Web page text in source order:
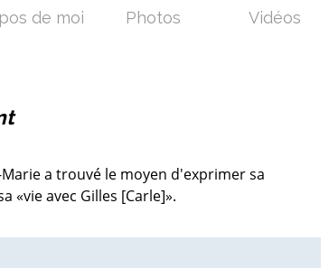
a trouvé le moyen d'exprimer sa
«vie avec Gilles [Carle]».
de moi Photos Vidéos